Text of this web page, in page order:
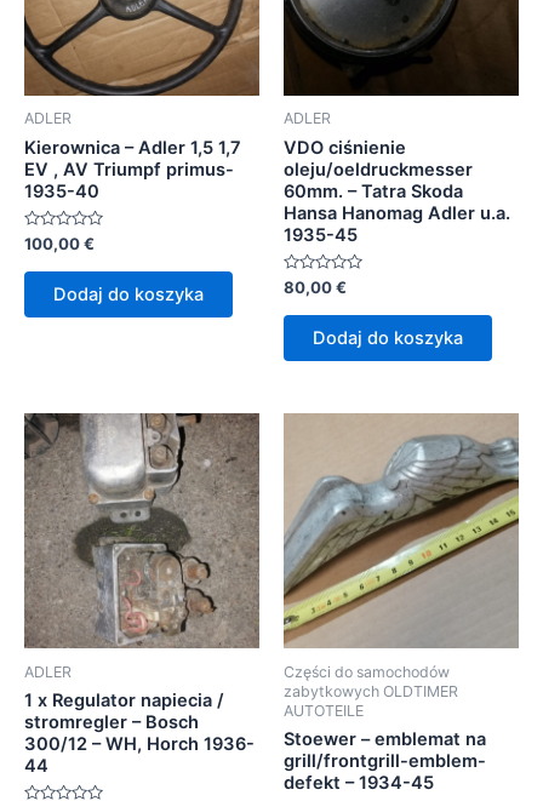
ADLER
Kierownica – Adler 1,5 1,7
EV , AV Triumpf primus-
1935-40
Oceniono
0
na
100,00€
Dodaj do koszyka
ADLER
VDO ciśnienie
oleju/oeldruckmesser
60mm. – Tatra Skoda
Hansa Hanomag Adler u.a.
1935-45
Oceniono
0
na
80,00€
Dodaj do koszyka
ADLER
1 x Regulator napiecia /
stromregler – Bosch
300/12 – WH, Horch 1936-
44
Części do samochodów
zabytkowych OLDTIMER
AUTOTEILE
Stoewer – emblemat na
grill/frontgrill-emblem-
defekt – 1934-45